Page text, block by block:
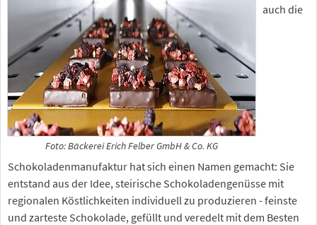
Foto: Bäckerei Erich Felber GmbH & Co. KG
auch die
Schokoladenmanufaktur hat sich einen Namen gemacht: Sie
entstand aus der Idee, steirische Schokoladengenüsse mit
regionalen Köstlichkeiten individuell zu produzieren - feinste
und zarteste Schokolade, gefüllt und veredelt mit dem Besten